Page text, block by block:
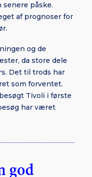
påske.
af prognoser for
og de
da store dele
Det til trods har
som forventet.
Tivoli i første
har været
god